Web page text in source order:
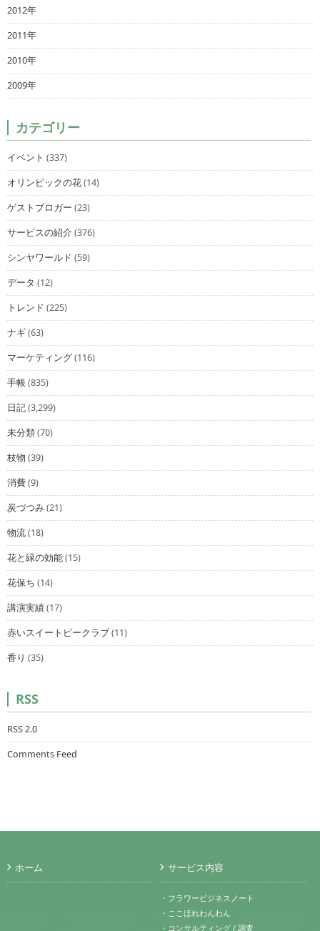
2012年
2011年
2010年
2009年
カテゴリー
イベント (337)
オリンピックの花(14)
ゲストブロガー (23)
サービスの紹介(376)
シンヤワールド (59)
データ (12)
トレンド (225)
ナギ(63)
マーケティング(116)
手帳(835)
日記(3,299)
未分類(70)
枝物 (39)
消費(9)
炭づつみ(21)
物流(18)
花と緑の効能(15)
花保ち (14)
講演実績(17)
赤いスイートピークラブ(11)
香り (35)
RSS
RSS 2.0
Comments Feed
ホーム サービス内容
・フラワービジネスノート
・ここほれわんわん
・コンサルティング / 調査